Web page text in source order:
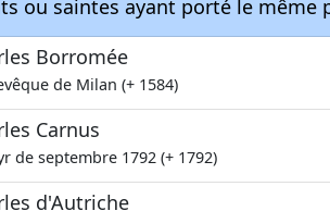
ou saintes ayant porté le même
Borromée
de Milan (+ 1584)
Carnus
de septembre 1792 (+ 1792)
d'Autriche